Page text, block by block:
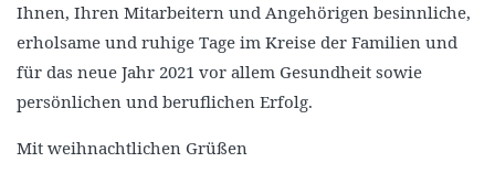
Ihnen, Ihren Mitarbeitern und Angehörigen besinnliche,
erholsame und ruhige Tage im Kreise der Familien und
für das neue Jahr 2021 vor allem Gesundheit sowie
persönlichen und beruflichen Erfolg.
Mit weihnachtlichen Grüßen